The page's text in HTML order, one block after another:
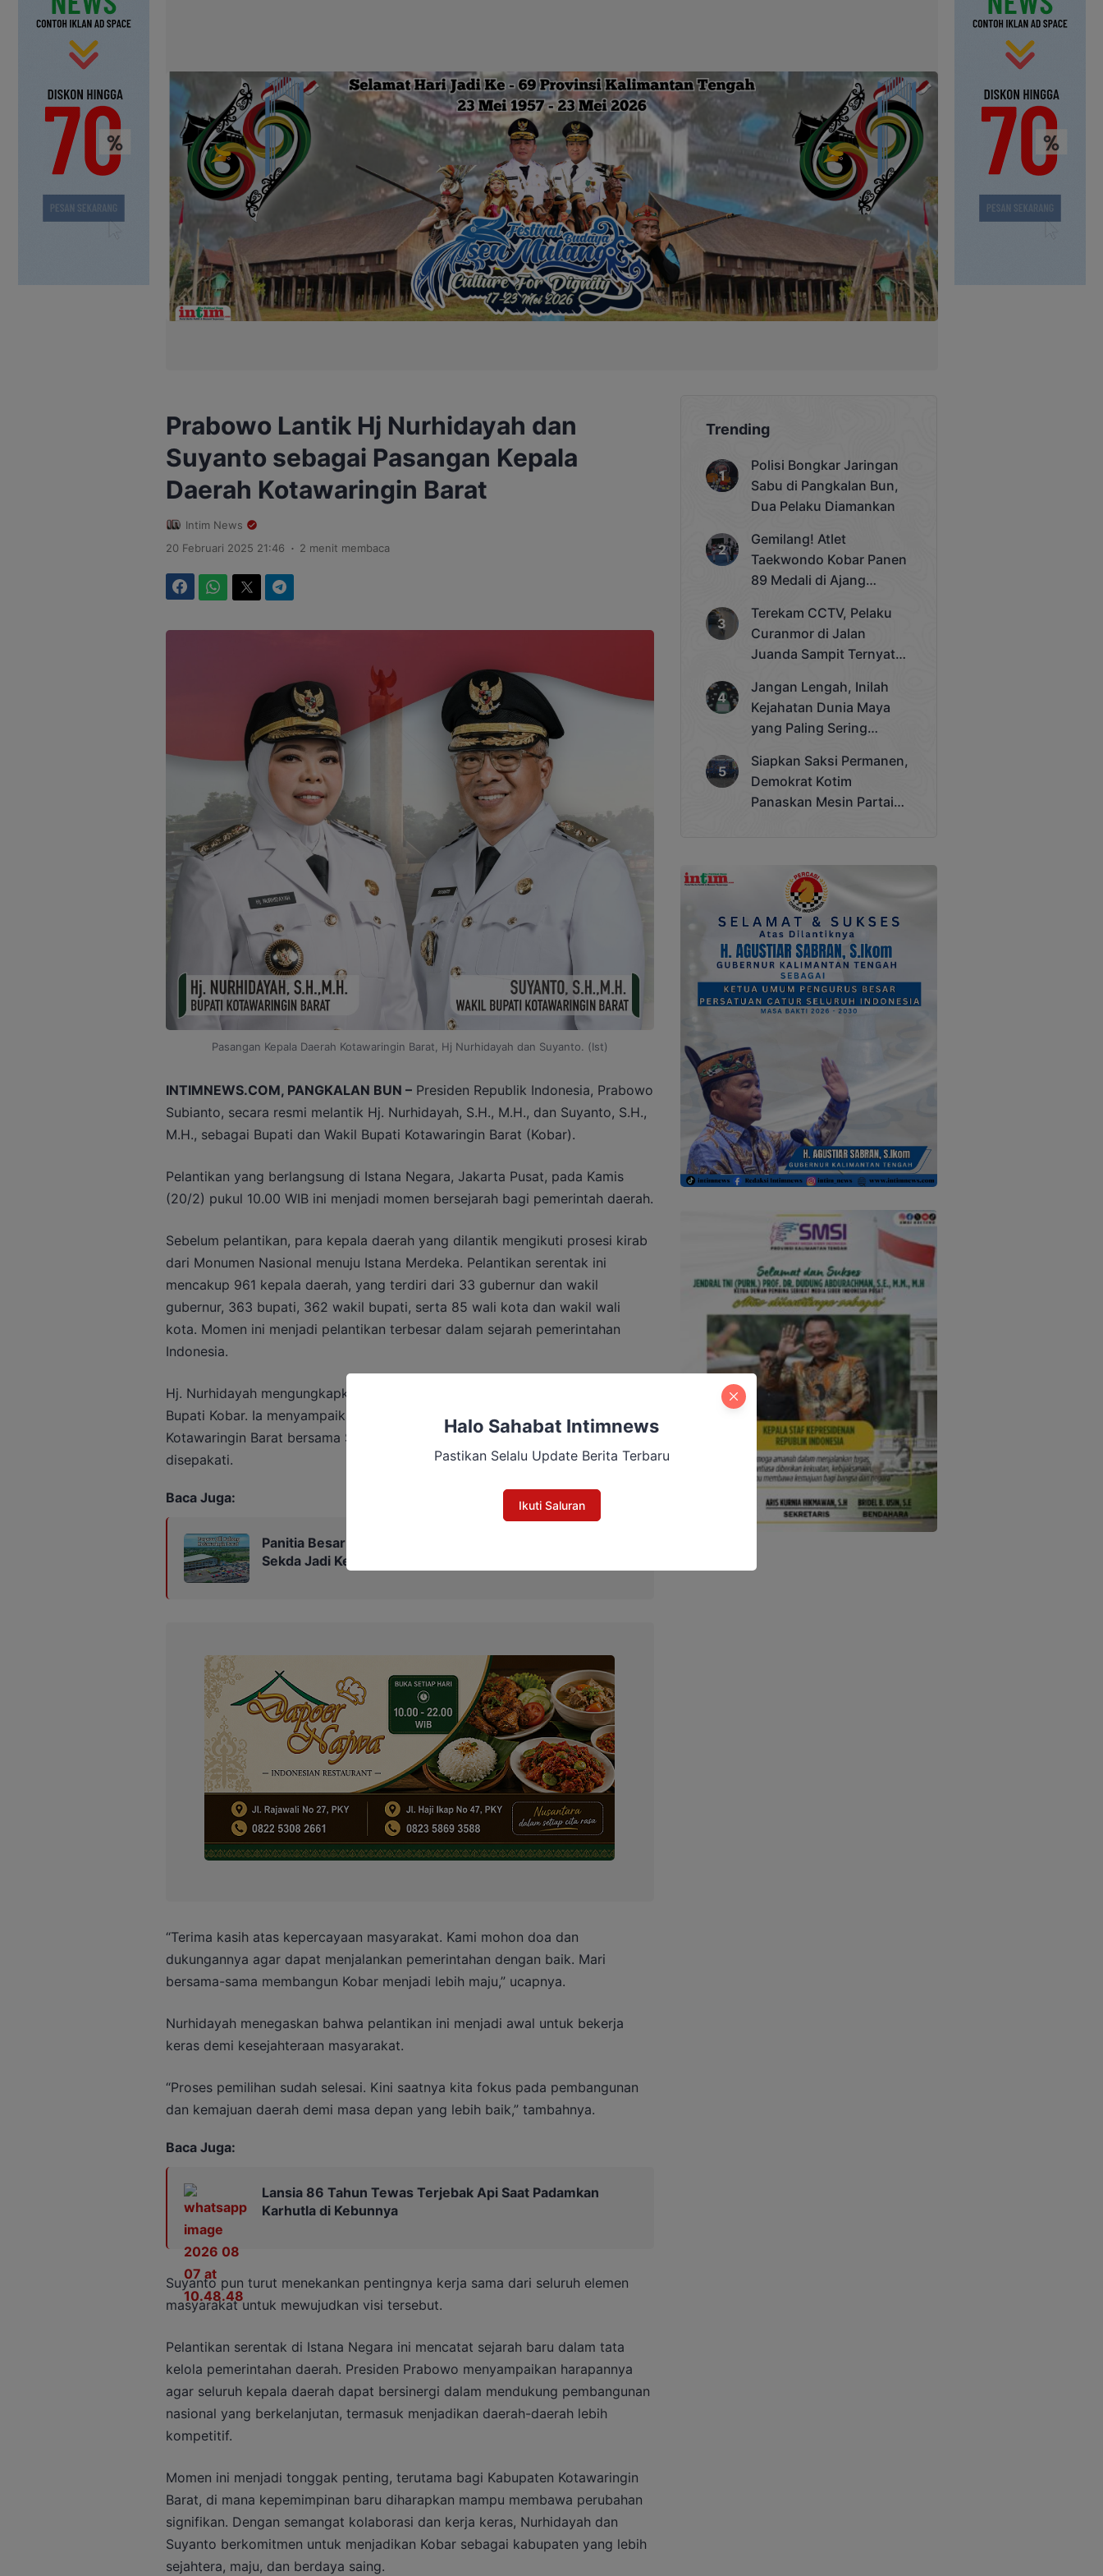
Prabowo Lantik Hj Nurhidayah dan
Suyanto sebagai Pasangan Kepala
Daerah Kotawaringin Barat
Intim News
20 Februari 2025 21:46 . 2 menit membaca
Pasangan Kepala Daerah Kotawaringin Barat, Hj Nurhidayah dan Suyanto. (Ist)
INTIMNEWS.COM, PANGKALAN BUN –Presiden Republik Indonesia, Prabowo
Subianto, secara resmi melantik Hj. Nurhidayah, S.H., M.H., dan Suyanto, S.H.,
M.H., sebagai Bupati dan Wakil Bupati Kotawaringin Barat (Kobar).
Pelantikan yang berlangsung di Istana Negara, Jakarta Pusat, pada Kamis
(20/2) pukul 10.00 WIB ini menjadi momen bersejarah bagi pemerintah daerah.
Sebelum pelantikan, para kepala daerah yang dilantik mengikuti prosesi kirab
dari Monumen Nasional menuju Istana Merdeka. Pelantikan serentak ini
mencakup 961 kepala daerah, yang terdiri dari 33 gubernur dan wakil
gubernur, 363 bupati, 362 wakil bupati, serta 85 wali kota dan wakil wali
kota. Momen ini menjadi pelantikan terbesar dalam sejarah pemerintahan
Indonesia.
Hj. Nurhidayah mengungkapkan rasa syukurnya setelah dilantik sebagai
Bupati Kobar. Ia menyampaikan tekad untuk membangun Kabupaten
Kotawaringin Barat bersama Suyanto sesuai visi dan misi yang telah
disepakati.
Baca Juga:
Panitia Besar Porprov Xlll Kalteng Diambil Alih Provinsi,
Sekda Jadi Ketua
“Terima kasih atas kepercayaan masyarakat. Kami mohon doa dan
dukungannya agar dapat menjalankan pemerintahan dengan baik. Mari
bersama-sama membangun Kobar menjadi lebih maju,” ucapnya.
Nurhidayah menegaskan bahwa pelantikan ini menjadi awal untuk bekerja
keras demi kesejahteraan masyarakat.
“Proses pemilihan sudah selesai. Kini saatnya kita fokus pada pembangunan
dan kemajuan daerah demi masa depan yang lebih baik,” tambahnya.
Baca Juga:
Lansia 86 Tahun Tewas Terjebak Api Saat Padamkan
Karhutla di Kebunnya
Suyanto pun turut menekankan pentingnya kerja sama dari seluruh elemen
masyarakat untuk mewujudkan visi tersebut.
Pelantikan serentak di Istana Negara ini mencatat sejarah baru dalam tata
kelola pemerintahan daerah. Presiden Prabowo menyampaikan harapannya
agar seluruh kepala daerah dapat bersinergi dalam mendukung pembangunan
nasional yang berkelanjutan, termasuk menjadikan daerah-daerah lebih
kompetitif.
Momen ini menjadi tonggak penting, terutama bagi Kabupaten Kotawaringin
Barat, di mana kepemimpinan baru diharapkan mampu membawa perubahan
signifikan. Dengan semangat kolaborasi dan kerja keras, Nurhidayah dan
Suyanto berkomitmen untuk menjadikan Kobar sebagai kabupaten yang lebih
sejahtera, maju, dan berdaya saing.
Trending
Polisi Bongkar Jaringan
Sabu di Pangkalan Bun,
Dua Pelaku Diamankan
Gemilang! Atlet
Taekwondo Kobar Panen
89 Medali di Ajang
Cup 2025
Terekam CCTV, Pelaku
Curanmor di Jalan
Juanda Sampit Ternyata
Jangan Lengah, Inilah
Kejahatan Dunia Maya
yang Paling Sering
Siapkan Saksi Permanen,
Demokrat Kotim
Panaskan Mesin Partai
Halo Sahabat Intimnews
Pastikan Selalu Update Berita Terbaru
Ikuti Saluran